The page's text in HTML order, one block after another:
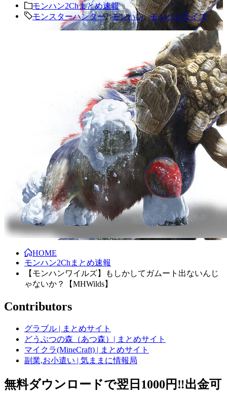
モンハン2Chまとめ速報
モンスターハンター,モンハン,モンハンライズ
HOME
モンハン2Chまとめ速報
【モンハンワイルズ】もしかしてガムート出ないんじ
ゃないか？【MHWilds】
Contributors
グラブル | まとめサイト
どうぶつの森（あつ森）| まとめサイト
マイクラ(MineCraft) | まとめサイト
副業,お小遣い | 気ままに情報局
無料ダウンロードで翌日1000円‼️出金可